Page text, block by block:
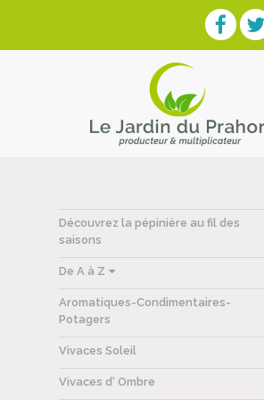
Découvrez la pépinière au fil des
saisons
De A à Z
Aromatiques-Condimentaires-
Potagers
Vivaces Soleil
Vivaces d' Ombre